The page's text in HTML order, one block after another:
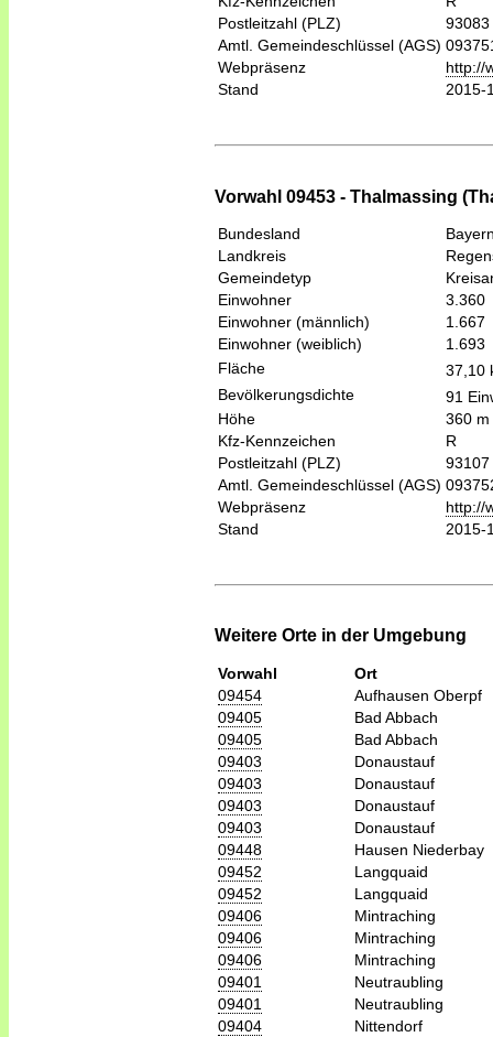
Postleitzahl (PLZ)
93083
Amtl. Gemeindeschlüssel (AGS)
Webpräsenz
http://
Stand
2015-
Vorwahl 09453 - Thalmassing
Bundesland
Landkreis
Gemeindetyp
Einwohner
3.360
Einwohner (männlich)
1.667
Einwohner (weiblich)
1.693
Fläche
37,10
Bevölkerungsdichte
91
Höhe
360 m
Kfz-Kennzeichen
R
Postleitzahl (PLZ)
93107
Amtl. Gemeindeschlüssel (AGS)
Webpräsenz
http://
Stand
2015-
Weitere Orte in der Umgebung
Vorwahl
Ort
09454
Aufhausen Oberpf
09405
Bad Abbach
09405
Bad Abbach
09403
Donaustauf
09403
Donaustauf
09403
Donaustauf
09403
Donaustauf
09448
Hausen Niederbay
09452
Langquaid
09452
Langquaid
09406
Mintraching
09406
Mintraching
09406
Mintraching
09401
Neutraubling
09401
Neutraubling
09404
Nittendorf